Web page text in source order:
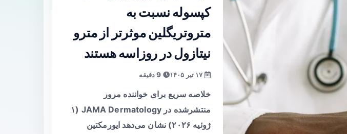
کپسوله نسبت به
متروتریگلین موثرتر از مترو
نیتازول در روزاسه هستند
خلاصه سریع برای خواننده مرور
منتشرشده در JAMA Dermatology (۱
ژوئیه ۲۰۲۶) نشان می‌دهد ایورمکتین